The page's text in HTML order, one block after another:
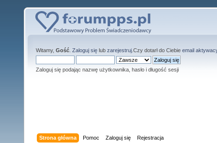
Witamy, Gość Zaloguj się lub zarejestruj .Czy dotarł do Ciebie email
Zaloguj się podając nazwę użytkownika, hasło i długość sesji
Strona główna Pomoc Zaloguj się Rejestracja